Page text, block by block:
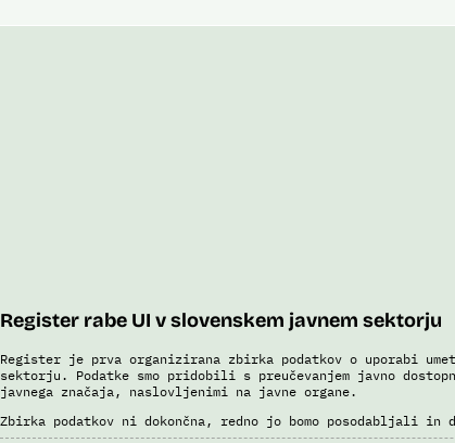
Register rabe UI v slovenskem javnem sektorju
Register je prva organizirana zbirka podatkov o uporabi
sektorju. Podatke smo pridobili s preučevanjem javno
javnega značaja, naslovljenimi na javne organe.
Zbirka podatkov ni dokončna, redno jo bomo posodabljali in